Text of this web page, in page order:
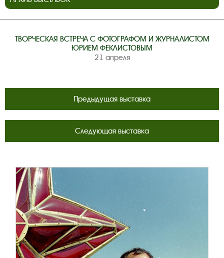
ТВОРЧЕСКАЯ ВСТРЕЧА С ФОТОГРАФОМ И ЖУРНАЛИСТОМ
ЮРИЕМ ФЕКЛИСТОВЫМ
21 апреля
Предыдущая выставка
Следующая выставка